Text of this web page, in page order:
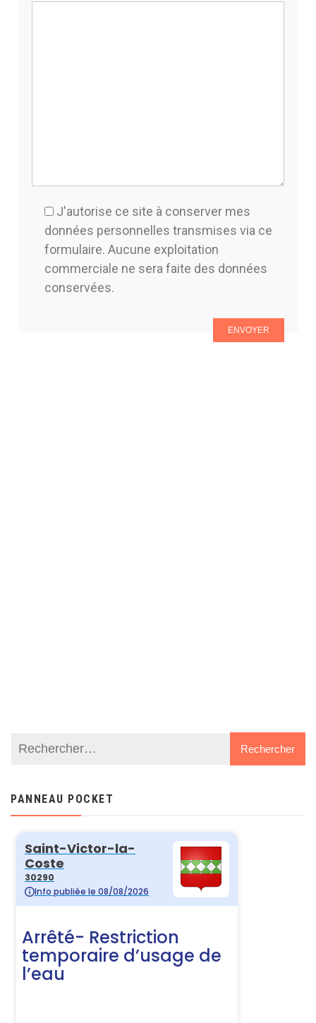
J'autorise ce site à conserver mes
données personnelles transmises via ce
formulaire. Aucune exploitation
commerciale ne sera faite des données
conservées.
PANNEAU POCKET